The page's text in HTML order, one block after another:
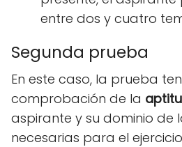
entre dos y cuatro
Segunda prueba
En este caso, la prueba
comprobación de la
aspirante y su dominio de
necesarias para el